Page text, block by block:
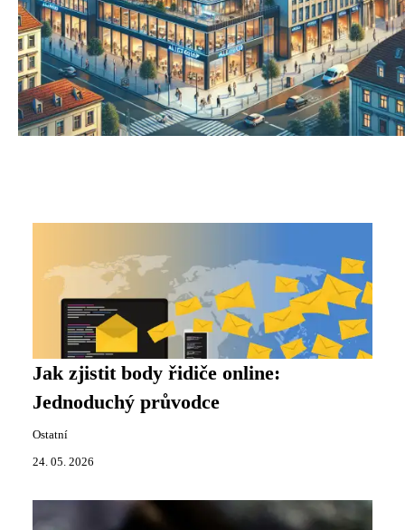
Jak zjistit body řidiče online:
Jednoduchý průvodce
Ostatní
24. 05. 2026